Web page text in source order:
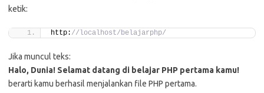
ketik:
http: //localhost/belajarphp/
Jika muncul teks:
Halo, Dunia! Selamat datang di belajar PHP pertama kamu!
berarti kamu berhasil menjalankan file PHP pertama.